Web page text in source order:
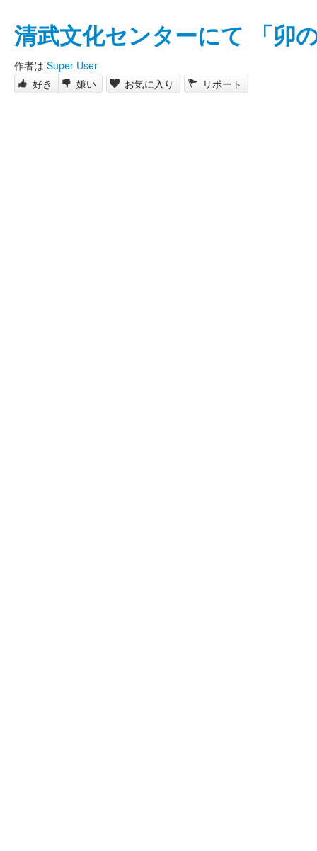
清武文化センターにて 「卯
作者は Super User
好き
嫌い お気に入り リポート